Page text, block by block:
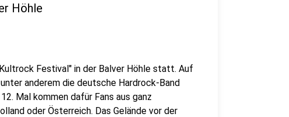
Höhle
Festival" in der Balver Höhle statt. Auf
anderem die deutsche Hardrock-Band
Mal kommen dafür Fans aus ganz
oder Österreich. Das Gelände vor der